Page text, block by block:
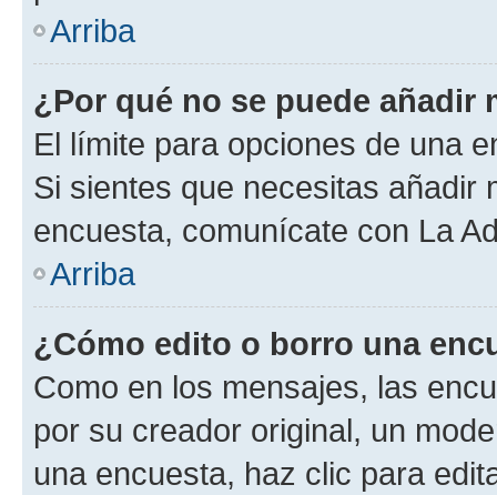
Arriba
¿Por qué no se puede añadir
El límite para opciones de una
Si sientes que necesitas añadir
encuesta, comunícate con La
Arriba
¿Cómo edito o borro una
Como en los mensajes, las
por su creador original, un
una encuesta, haz clic para